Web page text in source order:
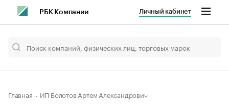
РБК Компании Личный кабинет
Главная ИП Болотов Артем Александрович